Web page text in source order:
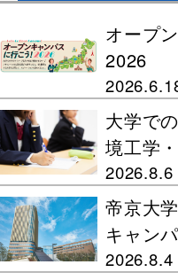
オープ
2026
大学で
境工学
帝京大
キャン
2026.8.4